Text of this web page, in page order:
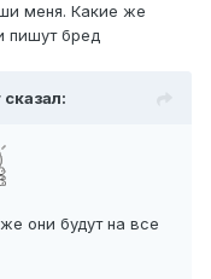
меня. Какие же
пишут бред
они будут на все